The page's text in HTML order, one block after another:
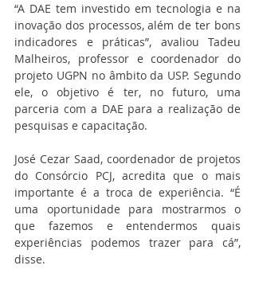
“A DAE tem investido em tecnologia e na
inovação dos processos, além de ter bons
indicadores e práticas”, avaliou Tadeu
Malheiros, professor e coordenador do
projeto UGPN no âmbito da USP. Segundo
ele, o objetivo é ter, no futuro, uma
parceria com a DAE para a realização de
pesquisas e capacitação.
José Cezar Saad, coordenador de projetos
do Consórcio PCJ, acredita que o mais
importante é a troca de experiência. “É
uma oportunidade para mostrarmos o
que fazemos e entendermos quais
experiências podemos trazer para cá”,
disse.